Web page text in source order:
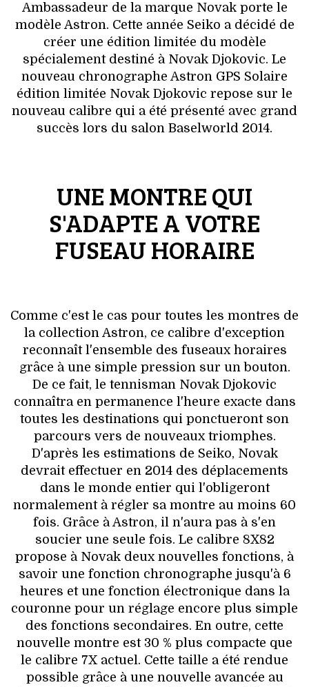
MODE DE RUE
JEUNES CRÉATEURS
HISTOIRE DES MARQUES
DÉCO
Ambassadeur de la marque Novak porte le
modèle Astron. Cette année Seiko a décidé de
créer une édition limitée du modèle
spécialement destiné à Novak Djokovic. Le
nouveau chronographe Astron GPS Solaire
édition limitée Novak Djokovic repose sur le
nouveau calibre qui a été présenté avec grand
succès lors du salon Baselworld 2014.
UNE MONTRE QUI
S'ADAPTE A VOTRE
FUSEAU HORAIRE
Comme c'est le cas pour toutes les montres de
la collection Astron, ce calibre d'exception
reconnaît l'ensemble des fuseaux horaires
grâce à une simple pression sur un bouton.
De ce fait, le tennisman Novak Djokovic
connaîtra en permanence l'heure exacte dans
toutes les destinations qui ponctueront son
parcours vers de nouveaux triomphes.
D'après les estimations de Seiko, Novak
devrait effectuer en 2014 des déplacements
dans le monde entier qui l'obligeront
normalement à régler sa montre au moins 60
fois. Grâce à Astron, il n'aura pas à s'en
soucier une seule fois. Le calibre 8X82
propose à Novak deux nouvelles fonctions, à
savoir une fonction chronographe jusqu'à 6
heures et une fonction électronique dans la
couronne pour un réglage encore plus simple
des fonctions secondaires. En outre, cette
nouvelle montre est 30 % plus compacte que
le calibre 7X actuel. Cette taille a été rendue
possible grâce à une nouvelle avancée au